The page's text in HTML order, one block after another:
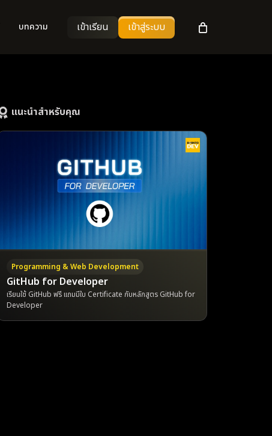
บทความ เข้าเรียน เข้าสู่ระบบ
แนะนำสำหรับคุณ
Programming & Web Development
GitHub for Developer
เรียนใช้ GitHub ฟรี แถมมีใบ Certificate กับหลักสูตร GitHub for
Developer